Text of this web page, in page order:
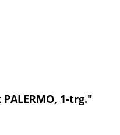
1-trg."